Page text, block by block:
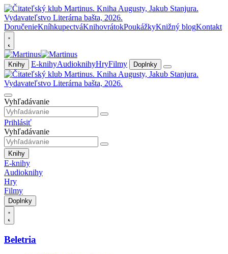
DoručenieKníhkupectváKnihovrátokPoukážkyKnižný blogKontakt
Knihy E-knihyAudioknihyHryFilmy Doplnky
Vyhľadávanie
Prihlásiť
Vyhľadávanie
Knihy
E-knihy
Audioknihy
Hry
Filmy
Doplnky
Beletria